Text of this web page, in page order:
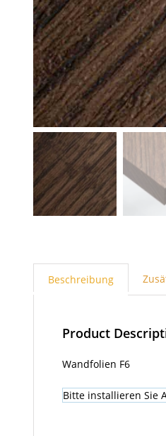
Beschreibung
Product
Wandfolien F6
Bitte installieren Sie